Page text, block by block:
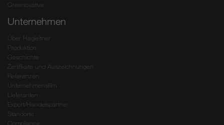
Greenovative
Unternehmen
Über Hagleitner
Produktion
Geschichte
Zertifikate und Auszeichnungen
Referenzen
Unternehmensfilm
Lieferanten
Export/Handelspartner
Standorte
Compliance